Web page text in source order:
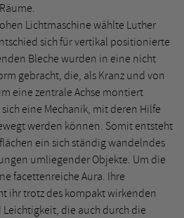
Lichtmaschine wählte Luther
sich für vertikal positionierte
Bleche wurden in eine nicht
gebracht, die, als Kranz und von
eine zentrale Achse montiert
eine Mechanik, mit deren Hilfe
werden können. Somit entsteht
ein sich ständig wandelndes
umliegender Objekte. Um die
facettenreiche Aura. Ihre
ihr trotz des kompakt wirkenden
die auch durch die